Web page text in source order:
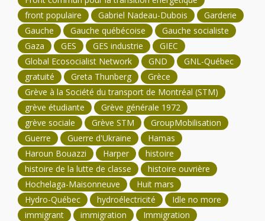
front populaire
Gabriel Nadeau-Dubois
Garderie
Gauche
Gauche québécoise
Gauche socialiste
Gaza
GES GES industrie
GIEC
Global Ecosocialist Network
GND
GNL-Québec
gratuité
Greta Thunberg
Grèce
Grève à la Société du transport de Montréal (STM)
grève étudiante
Grève générale 1972
grève sociale
Grève STM
GroupMobilisation
Guerre
Guerre d'Ukraine
Hamas
Haroun Bouazzi
Harper
histoire
histoire de la lutte de classe
histoire ouvrière
Hochelaga-Maisonneuve
Huit mars
Hydro-Québec
hydroélectricité
Idle no more
immigrant
immigration
Immigration